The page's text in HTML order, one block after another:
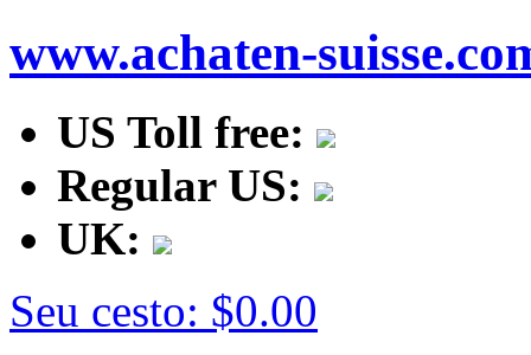
www.achaten-
US Toll free:
Regular US:
UK:
Seu cesto: $0.00